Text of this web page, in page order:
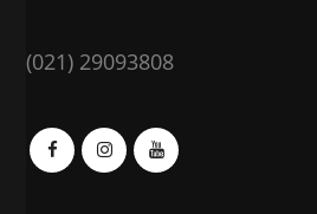
(021) 29093808